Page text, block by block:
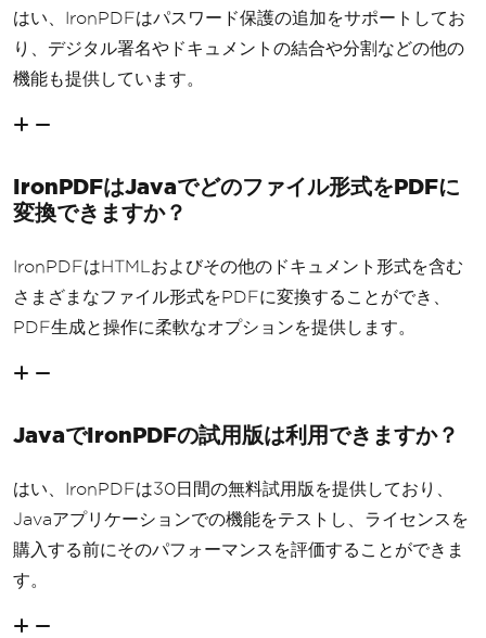
はい、IronPDFはパスワード保護の追加をサポートしてお
り、デジタル署名やドキュメントの結合や分割などの他の
機能も提供しています。
IronPDFはJavaでどのファイル形式をPDFに
変換できますか？
IronPDFはHTMLおよびその他のドキュメント形式を含む
さまざまなファイル形式をPDFに変換することができ、
PDF生成と操作に柔軟なオプションを提供します。
JavaでIronPDFの試用版は利用できますか？
はい、IronPDFは30日間の無料試用版を提供しており、
Javaアプリケーションでの機能をテストし、ライセンスを
購入する前にそのパフォーマンスを評価することができま
す。